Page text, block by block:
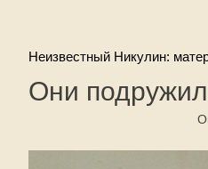
Неизвестный Никулин:
Они